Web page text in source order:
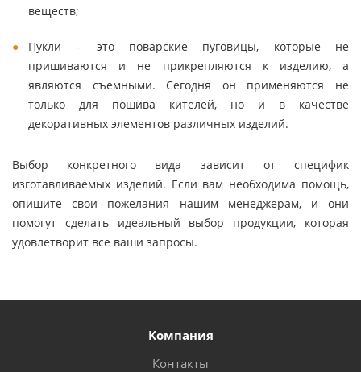
веществ;
Пукли – это поварские пуговицы, которые не
пришиваются и не прикрепляются к изделию, а
являются съемными. Сегодня он применяются не
только для пошива кителей, но и в качестве
декоративных элементов различных изделий.
Выбор конкретного вида зависит от специфик
изготавливаемых изделий. Если вам необходима помощь,
опишите свои пожелания нашим менеджерам, и они
помогут сделать идеальный выбор продукции, которая
удовлетворит все ваши запросы.
Компания
Контакты